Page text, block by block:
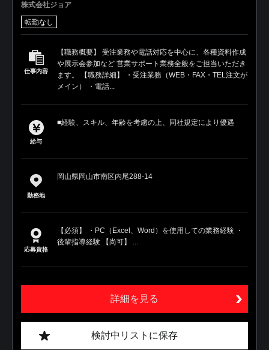
株式会社ジョア
転勤なし
仕事内容
【職務概要】 受注業務や電話対応を中心に、各種資料作成
や展示会参加など 営業サポート業務全般をご担当いただき
ます。 【職務詳細】 ・受注業務（WEB・FAX・TEL注文が
メイン） ・電話...
給与
■経験、スキル、年齢を考慮の上、同社規定により優遇
勤務地
岡山県岡山市南区内尾288-14
応募資格
【必須】 ・PC（Excel、Word）を使用しての業務経験 ・
後輩指導経験 【尚可】 ...
詳細を見る
検討中リストに保存